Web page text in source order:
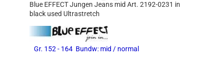
Blue EFFECT Jungen Jeans mid Art. 2192-0231 in
black used Ultrastretch
Gr. 152 - 164 Bundw: mid / normal